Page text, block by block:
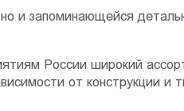
и запоминающейся
России широкий
от конструкции и